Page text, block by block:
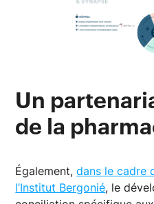
Un
de la
Également,dans le cadre
l’Institut Bergonié, le